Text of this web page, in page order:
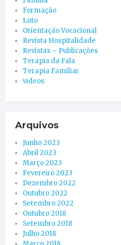
Formação
Luto
Orientação Vocacional
Revista Hospitalidade
Revistas – Publicações
Terapia da Fala
Terapia Familiar
videos
Arquivos
Junho 2023
Abril 2023
Março 2023
Fevereiro 2023
Dezembro 2022
Outubro 2022
Setembro 2022
Outubro 2018
Setembro 2018
Julho 2018